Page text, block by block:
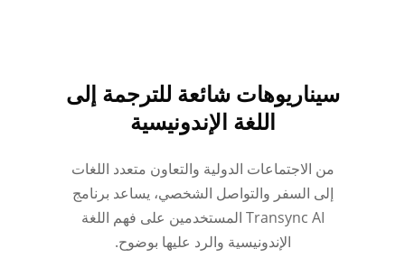
سيناريوهات شائعة للترجمة إلى
اللغة الإندونيسية
من الاجتماعات الدولية والتعاون متعدد اللغات
إلى السفر والتواصل الشخصي، يساعد برنامج
Transync AI المستخدمين على فهم اللغة
الإندونيسية والرد عليها بوضوح.